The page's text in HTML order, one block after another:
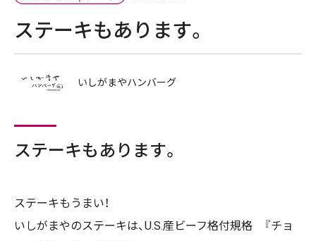
ステーキもあります。
いしがまやハンバーグ
ステーキもあります。
ステーキもうまい！
いしがまやのステーキは、U.S.産ビーフ格付規格 『チョ